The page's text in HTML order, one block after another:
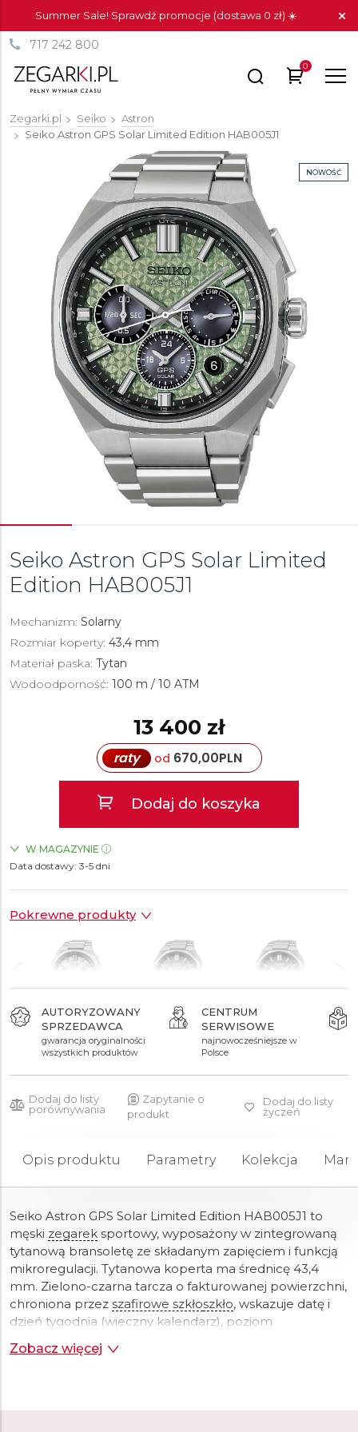
Summer Sale! Sprawdź promocje (dostawa 0 zł) ☀️
717 242 800
0
Zegarki.pl Seiko
Astron
Seiko Astron GPS Solar Limited Edition HAB005J1
NOWOŚĆ
Seiko Astron GPS Solar Limited
Edition HAB005J1
Mechanizm: Solarny
Rozmiar koperty: 43,4 mm
Materiał paska: Tytan
Wodoodporność: 100 m / 10 ATM
13 400 zł
raty od 670,00PLN
Dodaj do koszyka
W MAGAZYNIE
ZEGARKI.PL Blue City Warszawa
Data dostawy: 3-5 dni
Pokrewne produkty
13 400 zł 12 500 zł 12 500 zł
AUTORYZOWANY
SPRZEDAWCA
gwarancja oryginalności
wszystkich produktów
CENTRUM
SERWISOWE
najnowocześniejsze w
Polsce
Dodaj do listy
porównywania
Zapytanie o
produkt
Dodaj do listy
życzeń
Opis produktu Parametry Kolekcja
Seiko Astron GPS Solar Limited Edition HAB005J1 to
męski zegarek sportowy, wyposażony w zintegrowaną
tytanową bransoletę ze składanym zapięciem i funkcją
mikroregulacji. Tytanowa koperta ma średnicę 43,4
mm. Zielono-czarna tarcza o fakturowanej powierzchni,
chroniona przez szafirowe szkłoszkło, wskazuje datę i
dzień tygodnia (wieczny kalendarz), poziom
strefie oraz funkcje stopera. Dodatkowa tarcza na
a także pokazuje poziom naładowania, dzień tygodnia
Zobacz więcej